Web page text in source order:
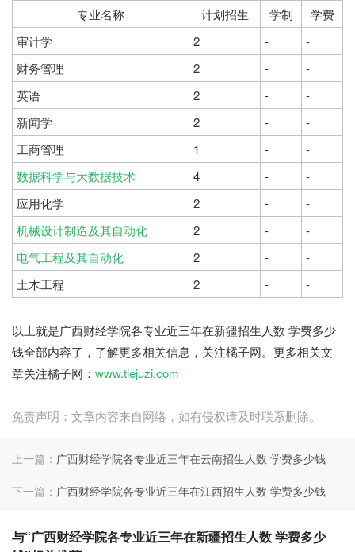
专业名称 计划招生 学制
学费
审计学
2 -
-
财务管理
2 -
-
英语
2 -
-
新闻学
2 -
-
工商管理
1 -
-
数据科学与大数据技术
4 -
-
应用化学
2 -
-
机械设计制造及其自动化
2 -
-
电气工程及其自动化
2 -
-
土木工程
2 -
-
以上就是广西财经学院各专业近三年在新疆招生人数 学费多少
钱全部内容了，了解更多相关信息，关注橘子网。更多相关文
章关注橘子网： www.tiejuzi.com
免责声明：文章内容来自网络，如有侵权请及时联系删除。
上一篇： 广西财经学院各专业近三年在云南招生人数 学费多少钱
下一篇： 广西财经学院各专业近三年在江西招生人数 学费多少钱
与“广西财经学院各专业近三年在新疆招生人数 学费多少